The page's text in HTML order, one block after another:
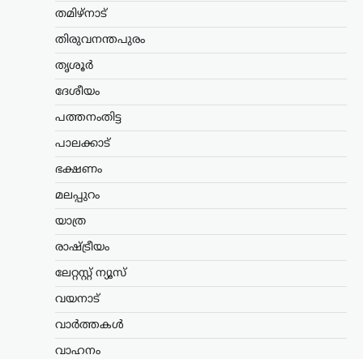
തമിഴ്നാട്
തിരുവനന്തപുരം
തൃശൂർ
ദേശീയം
പത്തനംതിട്ട
പാലക്കാട്
ഭക്ഷണം
മലപ്പുറം
യാത്ര
രാഷ്ട്രീയം
ലേറ്റസ്റ്റ് ന്യൂസ്
വയനാട്
വാർത്തകൾ
വാഹനം
നടപടിയെന്ന് ആരോപണം
ന്യൂസ് ഡെസ്ക്
ഓഗസ്റ്റ്‌ 9, 2026
സമരത്തിന്റെ ദൃശ്യങ്ങൾ ഇൻസ്റ്റഗ്രാം
ഉൾപ്പെടെയുള്ള സമൂഹമാധ്യമ
പ്ലാറ്റ്ഫോമുകളിൽ നിന്ന് നീക്കം
ക്രൗഡ് ഫണ്ടിങ്; 16,000
രൂപ ലഭിച്ചതായി
സഹോദരൻ അജയ്
അർജുൻ ആയങ്കിക്കുവേണ്ടി നടത്തിയ
ക്രൗഡ് ഫണ്ടിങ്ങിലൂടെ 16,000 രൂപ